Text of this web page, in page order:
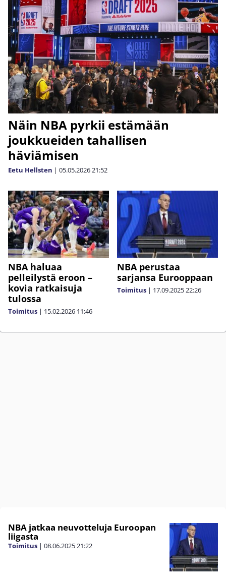
Näin NBA pyrkii estämään
joukkueiden tahallisen
häviämisen
Eetu Hellsten | 05.05.202621:52
NBA haluaa
pelleilystä eroon –
kovia ratkaisuja
tulossa
Toimitus | 15.02.2026 11:46
NBA perustaa
sarjansa Eurooppaan
Toimitus | 17.09.202522:26
NBA jatkaa neuvotteluja Euroopan
liigasta
Toimitus | 08.06.202521:22